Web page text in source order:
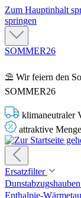
Zum Hauptinhalt
springen
SOMMER26
⛱️ Wir feiern den
SOMMER26
klimaneutraler
attraktive
Ersatzfilter
Enthalpie-